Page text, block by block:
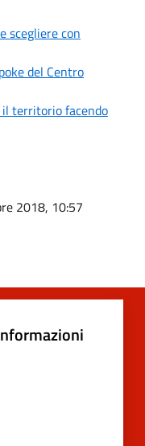
scegliere con
del Centro
il territorio facendo
2018, 10:57